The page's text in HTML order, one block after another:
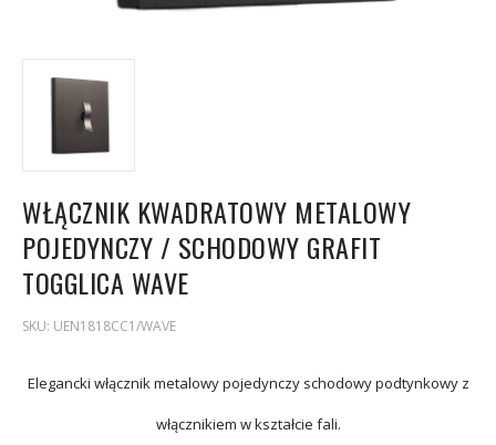
WŁĄCZNIK KWADRATOWY METALOWY
POJEDYNCZY / SCHODOWY GRAFIT
TOGGLICA WAVE
SKU: UEN1818CC1/WAVE
Elegancki włącznik metalowy pojedynczy schodowy podtynkowy z
włącznikiem w kształcie fali.